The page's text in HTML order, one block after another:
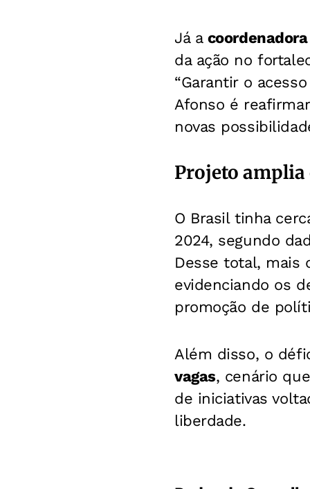
Já a
da ação no
“Garantir o
Afonso é
novas
Projeto
O Brasil tinha
2024, segundo
Desse total, mais
evidenciando os
promoção de
Além disso, o
vagas, cenário
de iniciativas
liberdade.